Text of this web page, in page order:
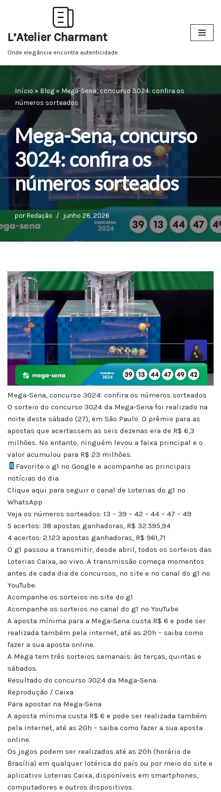
para
o
L’Atelier Charmant
Onde elegância encontra autenticidade.
Início » Blog » Mega-Sena, concurso 3024: confira os
números sorteados
Mega-Sena, concurso
3024: confira os
números sorteados
por Redação junho 28, 2026
Mega-Sena, concurso 3024: confira os números sorteados
O sorteio do concurso 3024 da Mega-Sena foi realizado na
noite deste sábado (27), em São Paulo. O prêmio para as
apostas que acertassem as seis dezenas era de R$ 6,3
milhões. No entanto, ninguém levou a faixa principal e o
valor acumulou para R$ 23 milhões.
Favorite o g1 no Google e acompanhe as principais
notícias do dia
Clique aqui para seguir o canal de Loterias do g1 no
WhatsApp
Veja os números sorteados: 13 – 39 – 42 – 44 – 47 – 49
5 acertos: 38 apostas ganhadoras, R$ 32.595,94
4 acertos: 2.123 apostas ganhadoras, R$ 961,71
O g1 passou a transmitir, desde abril, todos os sorteios das
Loterias Caixa, ao vivo. A transmissão começa momentos
antes de cada dia de concursos, no site e no canal do g1 no
YouTube.
Acompanhe os sorteios no site do g1
Acompanhe os sorteios no canal do g1 no YouTube
A aposta mínima para a Mega-Sena custa R$ 6 e pode ser
realizada também pela internet, até as 20h – saiba como
fazer a sua aposta online.
A Mega tem três sorteios semanais: às terças, quintas e
sábados.
Resultado do concurso 3024 da Mega-Sena.
Reprodução / Caixa
Para apostar na Mega-Sena
A aposta mínima custa R$ 6 e pode ser realizada também
pela internet, até as 20h – saiba como fazer a sua aposta
online.
Os jogos podem ser realizados até as 20h (horário de
Brasília) em qualquer lotérica do país ou por meio do site e
aplicativo Loterias Caixa, disponíveis em smartphones,
computadores e outros dispositivos.